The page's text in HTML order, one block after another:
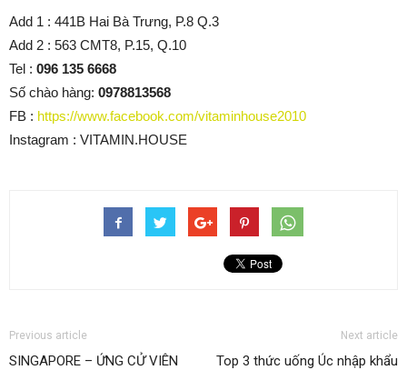
Add 1 : 441B Hai Bà Trưng, P.8 Q.3
Add 2 : 563 CMT8, P.15, Q.10
Tel : 096 135 6668
Số chào hàng: 0978813568
FB : https://www.facebook.com/vitaminhouse2010
Instagram : VITAMIN.HOUSE
Previous article
SINGAPORE – ỨNG CỬ VIÊN
Next article
Top 3 thức uống Úc nhập khẩu